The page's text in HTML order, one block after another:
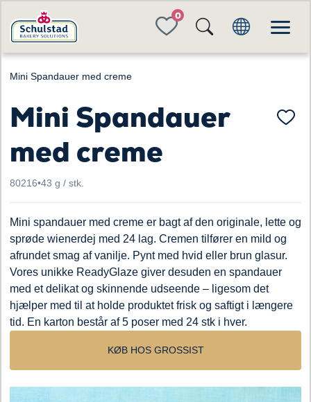
FAVORITES
Mini Spandauer med creme
Mini Spandauer
med creme
80216•43 g / stk.
Mini spandauer med creme er bagt af den originale, lette og
sprøde wienerdej med 24 lag. Cremen tilfører en mild og
afrundet smag af vanilje. Pynt med hvid eller brun glasur.
Vores unikke ReadyGlaze giver desuden en spandauer
med et delikat og skinnende udseende – ligesom det
hjælper med til at holde produktet frisk og saftigt i længere
tid. En karton består af 5 poser med 24 stk i hver.
KØB HOS GROSSIST